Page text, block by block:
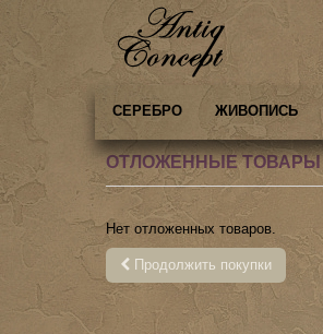
СЕРЕБРО ЖИВОПИСЬ
ОТЛОЖЕННЫЕ ТОВАРЫ
Нет отложенных товаров.
Продолжить покупки